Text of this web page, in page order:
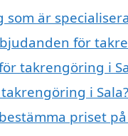
som är
för
takrengöring i
i Sala?
priset